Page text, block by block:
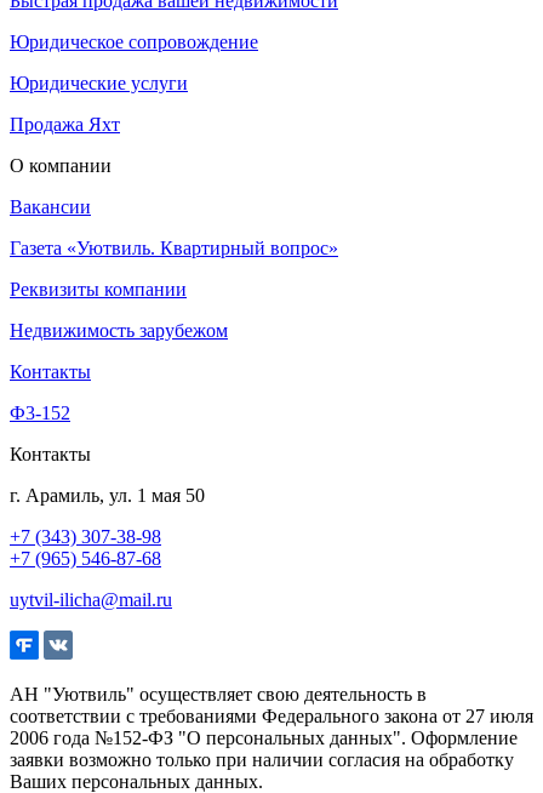
Юридическое сопровождение
Юридические услуги
Продажа Яхт
О компании
Вакансии
Газета «Уютвиль. Квартирный вопрос»
Реквизиты компании
Недвижимость зарубежом
Контакты
Ф3-152
Контакты
г. Арамиль, ул. 1 мая 50
+7 (343) 307-38-98
+7 (965) 546-87-68
uytvil-ilicha@mail.ru
АН "Уютвиль" осуществляет свою деятельность в
соответствии с требованиями Федерального закона от 27 июля
2006 года №152-ФЗ "О персональных данных". Оформление
заявки возможно только при наличии согласия на обработку
Ваших персональных данных.